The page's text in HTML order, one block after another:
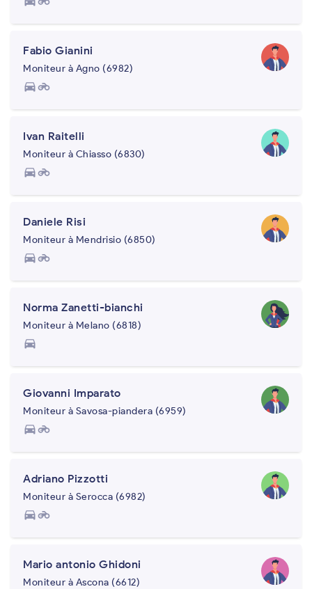
Fabio Gianini
Moniteur à Agno (6982)
directions_carmotorcycle
Ivan Raitelli
Moniteur à Chiasso (6830)
directions_carmotorcycle
Daniele Risi
Moniteur à Mendrisio (6850)
directions_carmotorcycle
Norma Zanetti-bianchi
Moniteur à Melano (6818)
directions_car
Giovanni Imparato
Moniteur à Savosa-piandera (6959)
directions_carmotorcycle
Adriano Pizzotti
Moniteur à Serocca (6982)
directions_carmotorcycle
Mario antonio Ghidoni
Moniteur à Ascona (6612)